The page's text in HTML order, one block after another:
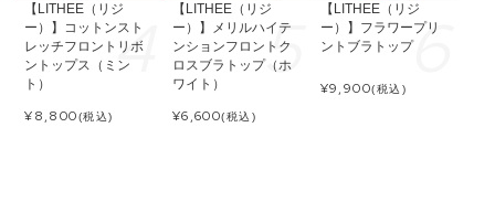
【LITHEE（リジ
ー）】コットンスト
レッチフロントリボ
ントップス（ミン
ト）
¥8,800(税込)
【LITHEE（リジ
ー）】メリルハイテ
ンションフロントク
ロスブラトップ（ホ
ワイト）
¥6,600(税込)
【LITHEE（リジ
ー）】フラワープリ
ントブラトップ
¥9,900(税込)